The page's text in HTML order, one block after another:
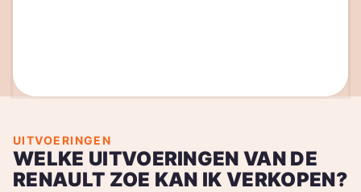
UITVOERINGEN
WELKE UITVOERINGEN VAN DE
RENAULT ZOE KAN IK VERKOPEN?